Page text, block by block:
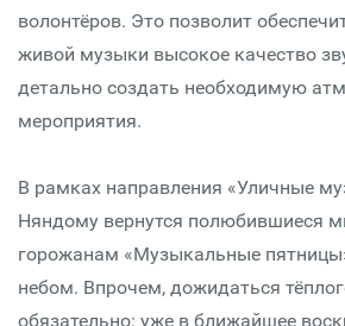
волонтёров. Это позволит
живой музыки высокое качество
детально создать необходимую
мероприятия.
В рамках направления «Уличные
Няндому вернутся полюбившиеся
горожанам «Музыкальные
небом. Впрочем, дожидаться
обязательно: уже в ближайшее